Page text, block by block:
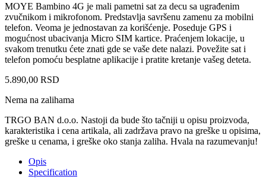
MOYE Bambino 4G je mali pametni sat za decu sa ugrađenim
zvučnikom i mikrofonom. Predstavlja savršenu zamenu za mobilni
telefon. Veoma je jednostavan za korišćenje. Poseduje GPS i
mogućnost ubacivanja Micro SIM kartice. Praćenjem lokacije, u
svakom trenutku ćete znati gde se vaše dete nalazi. Povežite sat i
telefon pomoću besplatne aplikacije i pratite kretanje vašeg deteta.
5.890,00 RSD
Nema na zalihama
TRGO BAN d.o.o. Nastoji da bude što tačniji u opisu proizvoda,
karakteristika i cena artikala, ali zadržava pravo na greške u opisima,
greške u cenama, i greške oko stanja zaliha. Hvala na razumevanju!
Opis
Specification